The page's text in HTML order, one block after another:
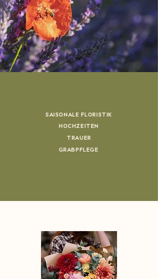
SAISONALE FLORISTIK
HOCHZEITEN
TRAUER
GRABPFLEGE